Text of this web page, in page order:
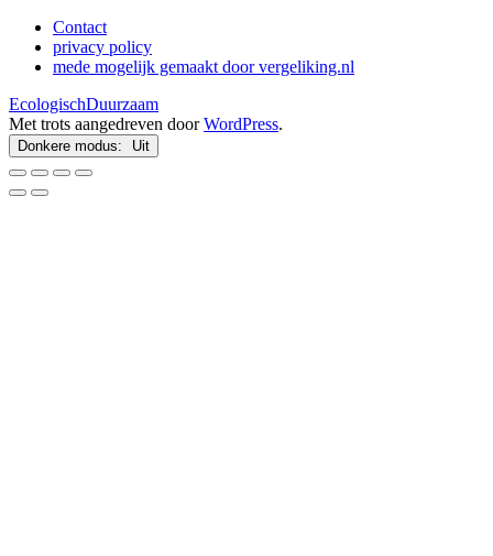
Contact
privacy policy
mede mogelijk gemaakt door vergeliking.nl
EcologischDuurzaam
Met trots aangedreven doorWordPress.
Donkere modus: